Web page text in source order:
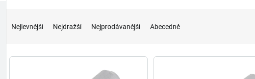
n
Nejlevnější Nejdražší Nejprodávanější Abecedně
V